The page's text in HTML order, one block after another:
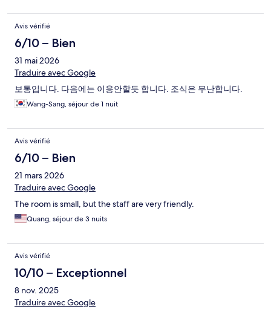
Avis vérifié
6/10 – Bien
31 mai 2026
Traduire avec Google
보통입니다. 다음에는 이용안할듯 합니다. 조식은 무난합니다.
Wang-Sang, séjour de 1 nuit
Avis vérifié
6/10 – Bien
21 mars 2026
Traduire avec Google
The room is small, but the staff are very friendly.
Quang, séjour de 3 nuits
Avis vérifié
10/10 – Exceptionnel
8 nov. 2025
Traduire avec Google